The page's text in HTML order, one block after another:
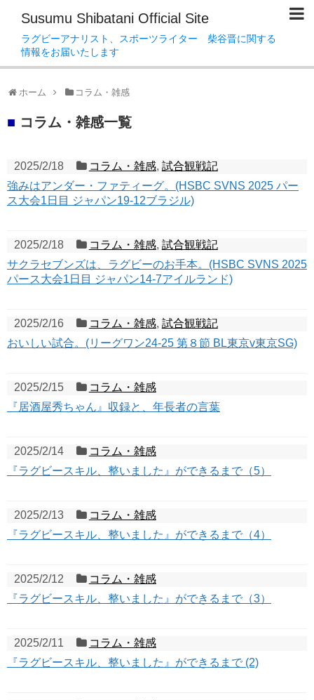
Susumu Shibatani Official Site
ラグビーアナリスト、スポーツライター 柴谷晋に関する
情報をお届いたします
ホーム コラム・雑感
■ コラム・雑感一覧
2025/2/18 コラム・雑感, 試合観戦記
強みはアンダー・ファティーグ。(HSBC SVNS 2025 パー
ス大会1日目 ジャパン19-12ブラジル)
2025/2/18 コラム・雑感, 試合観戦記
サクラセブンズは、ラグビーのお手本。(HSBC SVNS 2025
パース大会1日目 ジャパン14-7アイルランド)
2025/2/16 コラム・雑感, 試合観戦記
おいしい試合。(リーグワン24-25 第８節 BL東京v東京SG)
2025/2/15
コラム・雑感
『居酒屋秀ちゃん』収録と、年長者の言葉
2025/2/14
コラム・雑感
『ラグビースキル、整いました』ができるまで（5）
2025/2/13
コラム・雑感
『ラグビースキル、整いました』ができるまで（4）
2025/2/12
コラム・雑感
『ラグビースキル、整いました』ができるまで（3）
2025/2/11
コラム・雑感
『ラグビースキル、整いました』ができるまで (2)